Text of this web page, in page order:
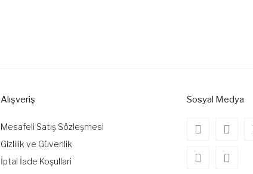
Alışveriş
Mesafeli Satış Sözleşmesi
Gizlilik ve Güvenlik
İptal İade Koşullari
Sosyal Medya